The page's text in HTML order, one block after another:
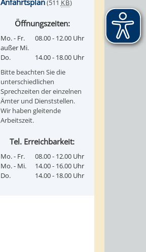
Anfahrtsplan(511 KB)
Öffnungszeiten:
Mo. - Fr.
außer Mi.
08.00 - 12.00 Uhr
Do.
14.00 - 18.00 Uhr
Bitte beachten Sie die
unterschiedlichen
Sprechzeiten der einzelnen
Ämter und Dienststellen.
Wir haben gleitende
Arbeitszeit.
Tel. Erreichbarkeit:
Mo. - Fr.
08.00 - 12.00 Uhr
Mo. - Mi.
14.00 - 16.00 Uhr
Do.
14.00 - 18.00 Uhr